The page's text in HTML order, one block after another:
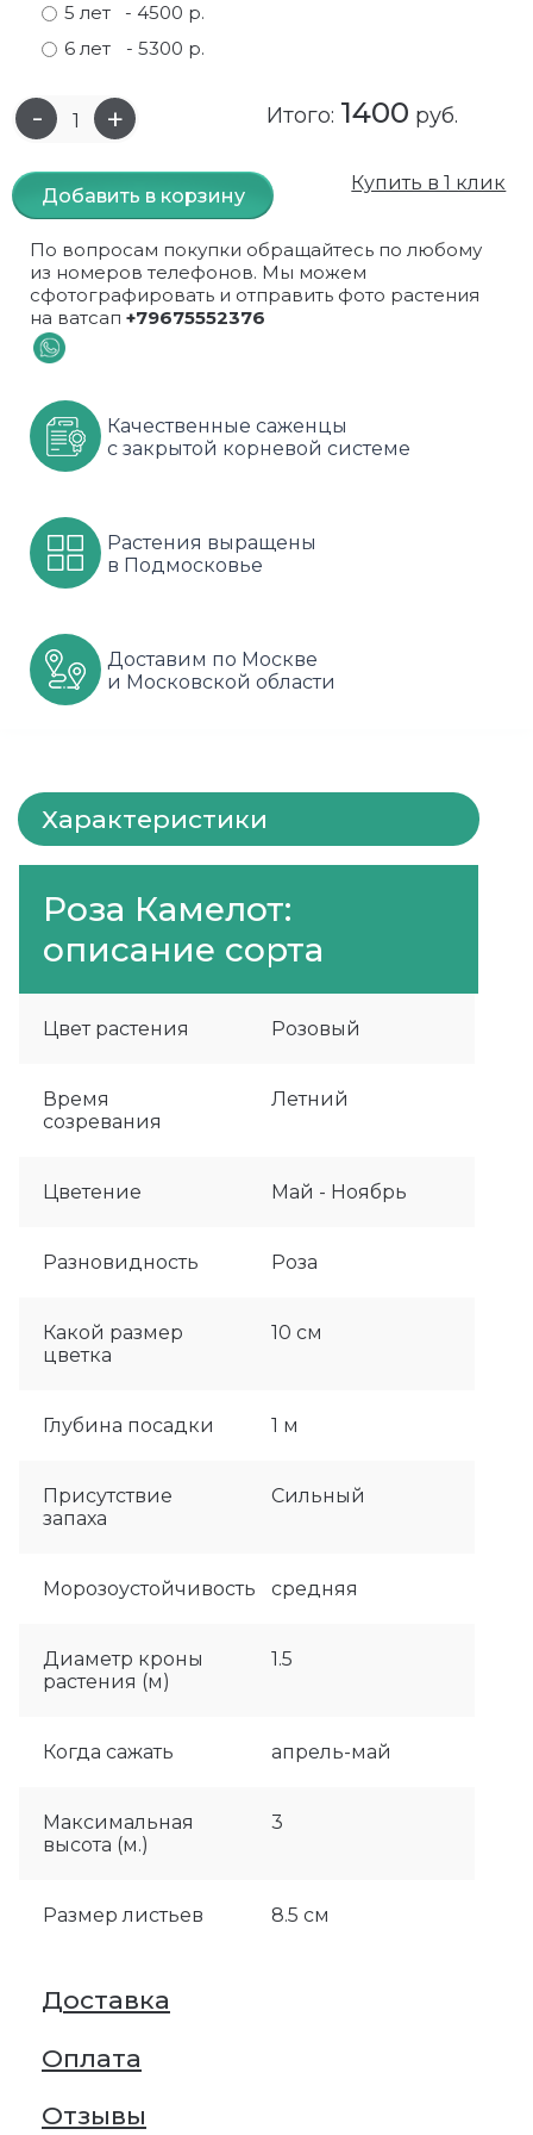
Самшит
Спирея
Форзиция
Шиповник декоративный красный
Шиповник декоративный, белый
Малиновое дерево
Облепиха высокорослая
Облепиха высокорослая, раскидистая
Орех (Фундук)
Персики
Хурма
Черемуховое дерева
Черешни
Шарафуга
Яблони
Кизил
Малина
На штамбе
Облепиха
Оптом
Рябина
Рябина красная
Рябина черноплодная
Смородина
Черника
Мускусные
Парковые
Пионовидные
Плетистые
Почвопокровные
Роза ругоза
Розовые розы
Розы фиолетовые
Сиреневые
Флорибунда
Шрабы
Штамбовые
5 лет
- 4500 р.
6 лет
- 5300 р.
Итого: 1400 руб.
Добавить в корзину
Купить в 1 клик
По вопросам покупки обращайтесь по любому
из номеров телефонов. Мы можем
сфотографировать и отправить фото растения
на ватсап +79675552376
Качественные саженцы
с закрытой корневой системе
Растения выращены
в Подмосковье
Доставим по Москве
и Московской области
Характеристики
Роза Камелот:
описание сорта
Цвет растения Розовый
Время
созревания
Летний
Цветение Май - Ноябрь
Разновидность Роза
Какой размер
цветка
10 см
Глубина посадки 1 м
Присутствие
запаха
Сильный
Морозоустойчивость средняя
Диаметр кроны
растения (м)
1.5
Когда сажать апрель-май
Максимальная
высота (м.)
3
Размер листьев 8.5 см
Доставка
Оплата
Отзывы